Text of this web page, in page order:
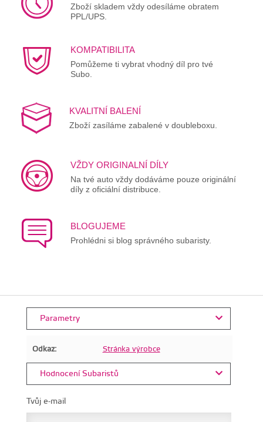
Zboží skladem vždy odesíláme obratem
PPL/UPS.
KOMPATIBILITA
Pomůžeme ti vybrat vhodný díl pro tvé
Subo.
KVALITNÍ BALENÍ
Zboží zasíláme zabalené v doubleboxu.
VŽDY ORIGINALNÍ DÍLY
Na tvé auto vždy dodáváme pouze originální
díly z oficiální distribuce.
BLOGUJEME
Prohlédni si blog správného subaristy.
Parametry
Odkaz: Stránka výrobce
Hodnocení Subaristů
Tvůj e-mail